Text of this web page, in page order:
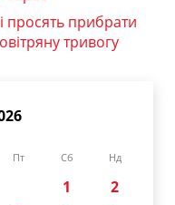
просять прибрати
тривогу
Пт Сб Нд
1
2